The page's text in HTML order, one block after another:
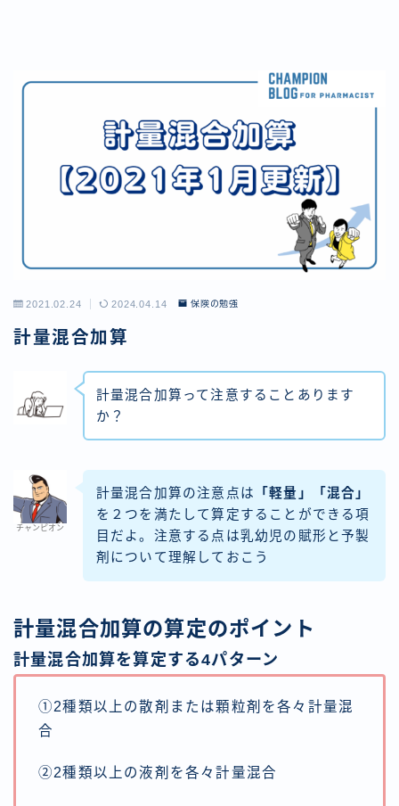
2021.02.24 2024.04.14 保険の勉強
計量混合加算
計量混合加算って注意することあります
か？
チャンピオン
計量混合加算の注意点は
「軽量」「混合」
を２つを満たして算定することができる項
目だよ。注意する点は乳幼児の賦形と予製
剤について理解しておこう
計量混合加算の算定のポイント
計量混合加算を算定する4パターン
①2種類以上の散剤または顆粒剤を各々計量混
合
②2種類以上の液剤を各々計量混合